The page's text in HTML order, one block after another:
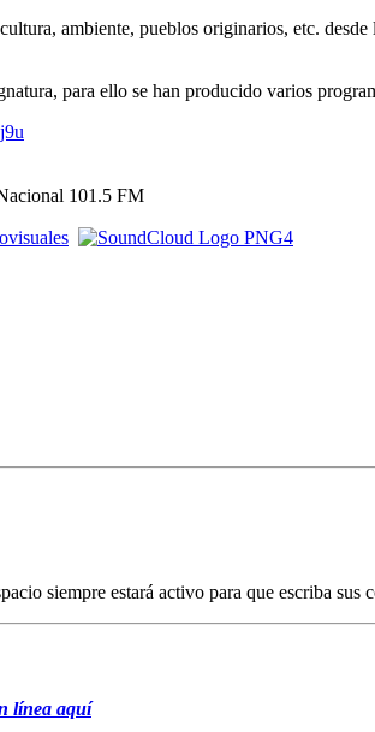
ambiente, pueblos originarios, etc.
para ello se han producido varios
101.5 FM
siempre estará activo para que escriba
línea aquí